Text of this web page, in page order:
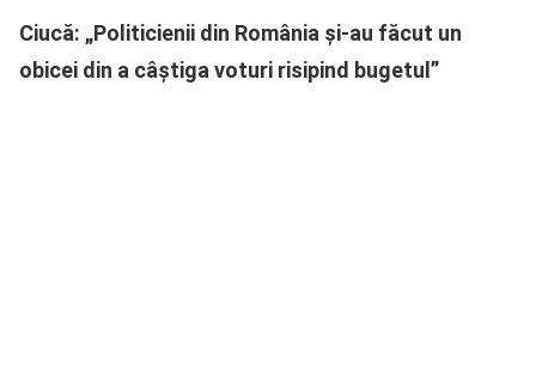
Ciucă: „Politicienii din România și-au făcut un
obicei din a câștiga voturi risipind bugetul”